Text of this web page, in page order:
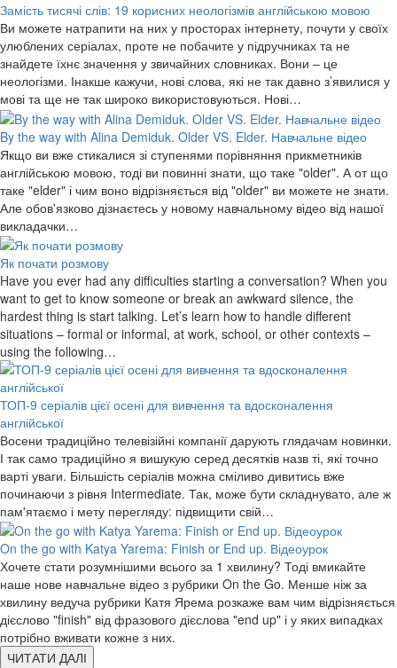
Замість тисячі слів: 19 корисних неологізмів англійською мовою
Ви можете натрапити на них у просторах інтернету, почути у своїх
улюблених серіалах, проте не побачите у підручниках та не
знайдете їхнє значення у звичайних словниках. Вони ‒ це
неологізми. Інакше кажучи, нові слова, які не так давно з’явилися у
мові та ще не так широко використовуються. Нові…
By the way with Alina Demiduk. Older VS. Elder. Навчальне відео
Якщо ви вже стикалися зі ступенями порівняння прикметників
англійською мовою, тоді ви повинні знати, що таке "older". А от що
таке "elder" і чим воно відрізняється від "older" ви можете не знати.
Але обов'язково дізнаєтесь у новому навчальному відео від нашої
викладачки…
Як почати розмову
Have you ever had any difficulties starting a conversation? When you
want to get to know someone or break an awkward silence, the
hardest thing is start talking. Let’s learn how to handle different
situations – formal or informal, at work, school, or other contexts –
using the following…
ТОП-9 серіалів цієї осені для вивчення та вдосконалення
англійської
Восени традиційно телевізійні компанії дарують глядачам новинки.
І так само традиційно я вишукую серед десятків назв ті, які точно
варті уваги. Більшість серіалів можна сміливо дивитись вже
починаючи з рівня Intermediate. Так, може бути складнувато, але ж
пам'ятаємо і мету перегляду: підвищити свій…
On the go with Katya Yarema: Finish or End up. Відеоурок
Хочете стати розумнішими всього за 1 хвилину? Тоді вмикайте
наше нове навчальне відео з рубрики On the Go. Менше ніж за
хвилину ведуча рубрики Катя Ярема розкаже вам чим відрізняється
дієслово "finish" від фразового дієслова "end up" і у яких випадках
потрібно вживати кожне з них.
ЧИТАТИ ДАЛІ